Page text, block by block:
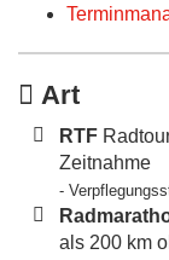
Art
RTF
Zeitnahme
-
als 200 km